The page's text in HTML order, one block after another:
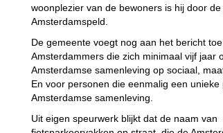
woonplezier van de bewoners is hij door
Amsterdamspeld.
De gemeente voegt nog aan het bericht
Amsterdammers die zich minimaal vijf jaar
Amsterdamse samenleving op sociaal,
En voor personen die eenmalig een
Amsterdamse samenleving.
Uit eigen speurwerk blijkt dat de naam